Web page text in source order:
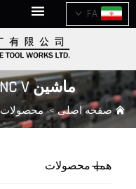
FA
ماشین CNC V شیارزنی عمودی
صفحه اصلی>محصولات
همه محصولات